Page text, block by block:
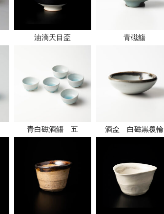
油滴天目盃 青磁觴
青白磁酒觴 五 酒盃 白磁黒覆輪